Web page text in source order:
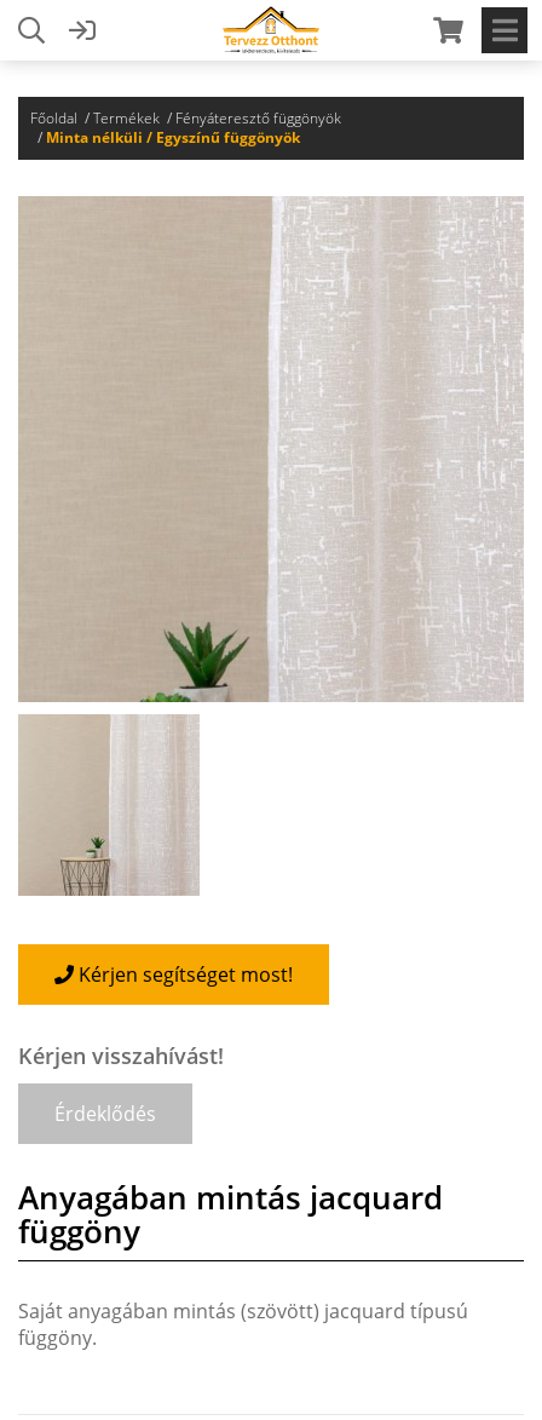
Főoldal Termékek
Fényáteresztő függönyök
Minta nélküli / Egyszínű függönyök
Kérjen segítséget most!
Kérjen visszahívást!
Érdeklődés
Anyagában mintás jacquard
függöny
Saját anyagában mintás (szövött) jacquard típusú
függöny.